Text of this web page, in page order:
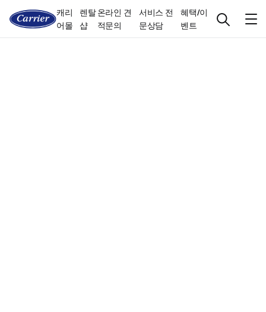
캐리
어몰
렌탈
샵
온라인 견
적문의
서비스 전
문상담
혜택/이
벤트